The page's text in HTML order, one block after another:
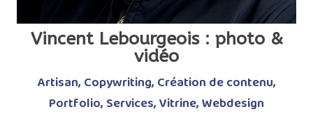
Vincent Lebourgeois : photo &
vidéo
Artisan, Copywriting, Création de contenu,
Portfolio, Services,Vitrine,Webdesign